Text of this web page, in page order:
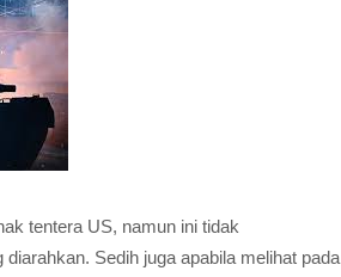
tentera US, namun ini tidak
Sedih juga apabila melihat pada